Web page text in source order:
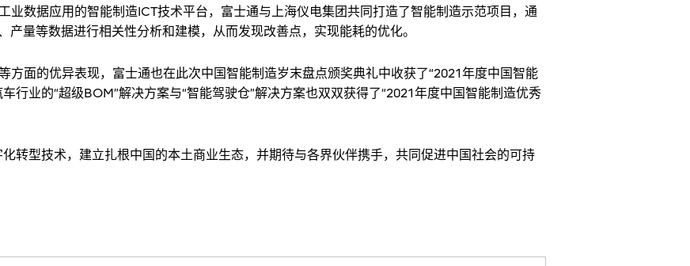
业数据应用的智能制造ICT技术平台，富士通与上海仪电集团共同打造了智能制造示范项目，通
量等数据进行相关性分析和建模，从而发现改善点，实现能耗的优化。
方面的优异表现，富士通也在此次中国智能制造岁末盘点颁奖典礼中收获了“2021年度中国智能
行业的“超级BOM”解决方案与“智能驾驶仓”解决方案也双双获得了“2021年度中国智能制造优秀
转型技术，建立扎根中国的本土商业生态，并期待与各界伙伴携手，共同促进中国社会的可持